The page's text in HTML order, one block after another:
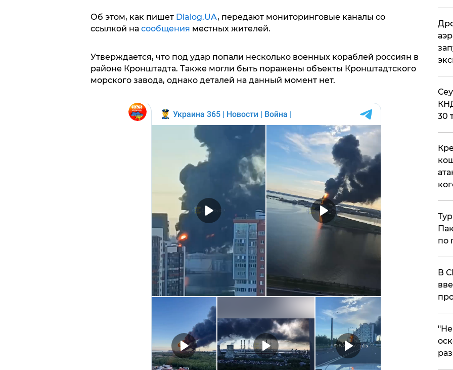
Об этом, как пишет Dialog.UA, передают мониторинговые каналы со
ссылкой на сообщения местных жителей.
Утверждается, что под удар попали несколько военных кораблей россиян в
районе Кронштадта. Также могли быть поражены объекты Кронштадтского
морского завода, однако деталей на данный момент нет.
30
по
В